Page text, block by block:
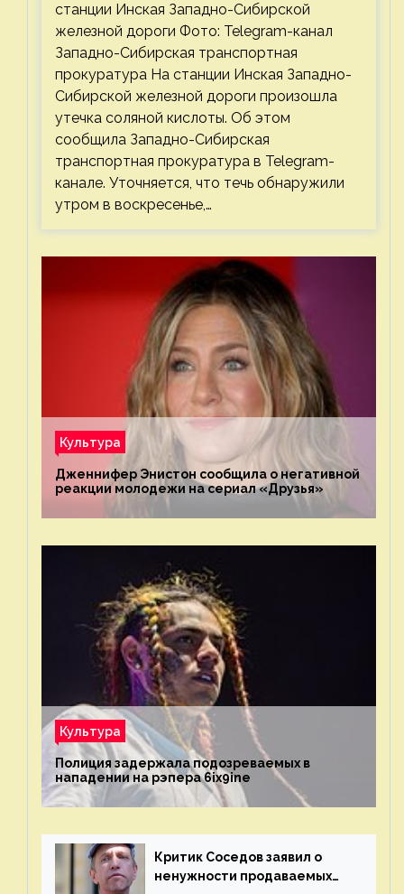
станции Инская Западно-Сибирской
железной дороги Фото: Telegram-канал
Западно-Сибирская транспортная
прокуратура На станции Инская Западно-
Сибирской железной дороги произошла
утечка соляной кислоты. Об этом
сообщила Западно-Сибирская
транспортная прокуратура в Telegram-
канале. Уточняется, что течь обнаружили
утром в воскресенье,…
Культура
Дженнифер Энистон сообщила о негативной
реакции молодежи на сериал «Друзья»
Культура
Полиция задержала подозреваемых в
нападении на рэпера 6ix9ine
Критик Соседов заявил о
ненужности продаваемых